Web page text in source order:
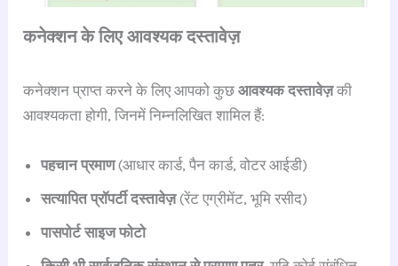
कनेक्शन के लिए आवश्यक दस्तावेज़
कनेक्शन प्राप्त करने के लिए आपको कुछआवश्यक दस्तावेज़की
आवश्यकता होगी, जिनमें निम्नलिखित शामिल हैं:
पहचान प्रमाण(आधार कार्ड, पैन कार्ड, वोटर आईडी)
सत्यापित प्रॉपर्टी दस्तावेज़(रेंट एग्रीमेंट, भूमि रसीद)
पासपोर्ट साइज फोटो